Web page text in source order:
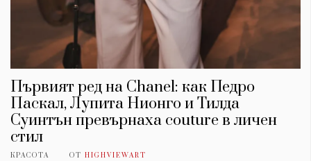
Първият ред на Chanel: как Педро
Паскал, Лупита Нионго и Тилда
Суинтън превърнаха couture в личен
стил
КРАСОТА ОТ HIGHVIEWART